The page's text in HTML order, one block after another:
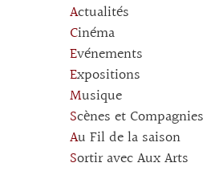
Actualités
Cinéma
Evénements
Expositions
Musique
Scènes et Compagnies
Au Fil de la saison
Sortir avec Aux Arts